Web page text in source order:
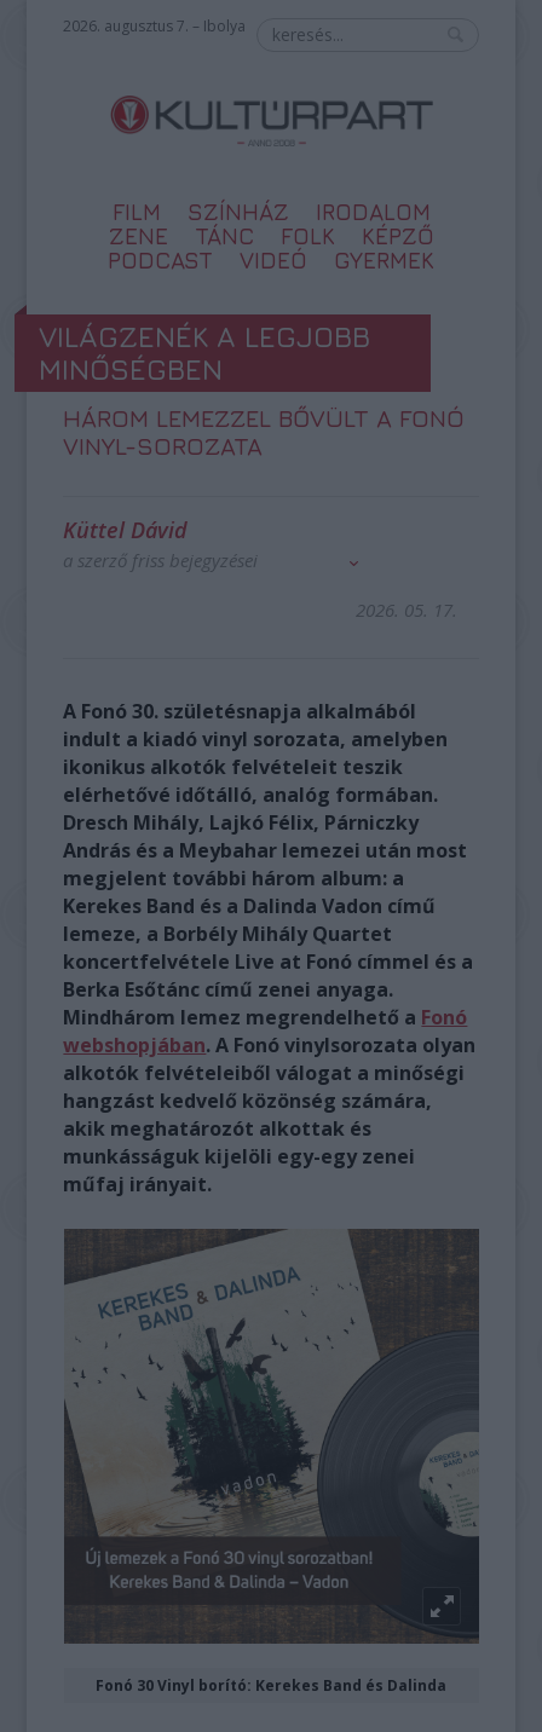
2026. augusztus 7. – Ibolya
FILM SZÍNHÁZ
IRODALOM
ZENE
TÁNC FOLK
KÉPZŐ
PODCAST
VIDEÓ GYERMEK
VILÁGZENÉK A LEGJOBB
MINŐSÉGBEN
HÁROM LEMEZZEL BŐVÜLT A FONÓ
VINYL-SOROZATA
Küttel Dávid
a szerző friss bejegyzései
2026. 05. 17.
A Fonó 30. születésnapja alkalmából
indult a kiadó vinyl sorozata, amelyben
ikonikus alkotók felvételeit teszik
elérhetővé időtálló, analóg formában.
Dresch Mihály, Lajkó Félix, Párniczky
András és a Meybahar lemezei után most
megjelent további három album: a
Kerekes Band és a Dalinda Vadon című
lemeze, a Borbély Mihály Quartet
koncertfelvétele Live at Fonó címmel és a
Berka Esőtánc című zenei anyaga.
Mindhárom lemez megrendelhető a Fonó
webshopjában. A Fonó vinylsorozata olyan
alkotók felvételeiből válogat a minőségi
hangzást kedvelő közönség számára,
akik meghatározót alkottak és
munkásságuk kijelöli egy-egy zenei
műfaj irányait.
Fonó 30 Vinyl borító: Kerekes Band és Dalinda